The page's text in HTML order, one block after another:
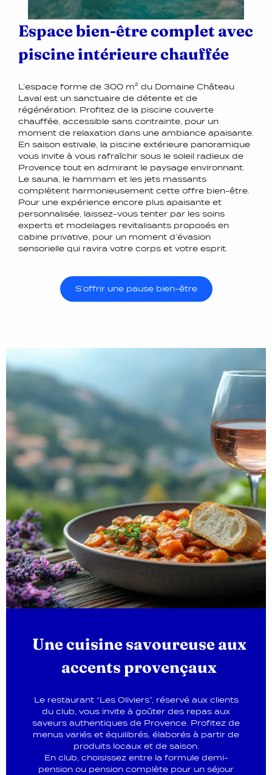
Espace bien-être complet avec
piscine intérieure chauffée
L’espace forme de 300 m² du Domaine Château
Laval est un sanctuaire de détente et de
régénération. Profitez de la piscine couverte
chauffée, accessible sans contrainte, pour un
moment de relaxation dans une ambiance apaisante.
En saison estivale, la piscine extérieure panoramique
vous invite à vous rafraîchir sous le soleil radieux de
Provence tout en admirant le paysage environnant.
Le sauna, le hammam et les jets massants
complètent harmonieusement cette offre bien-être.
Pour une expérience encore plus apaisante et
personnalisée, laissez-vous tenter par les soins
experts et modelages revitalisants proposés en
cabine privative, pour un moment d’évasion
sensorielle qui ravira votre corps et votre esprit.
S’offrir une pause bien-être
Une cuisine savoureuse aux
accents provençaux
Le restaurant “Les Oliviers”, réservé aux clients
du club, vous invite à goûter des repas aux
saveurs authentiques de Provence. Profitez de
menus variés et équilibrés, élaborés à partir de
produits locaux et de saison.
En club, choisissez entre la formule demi-
pension ou pension complète pour un séjour